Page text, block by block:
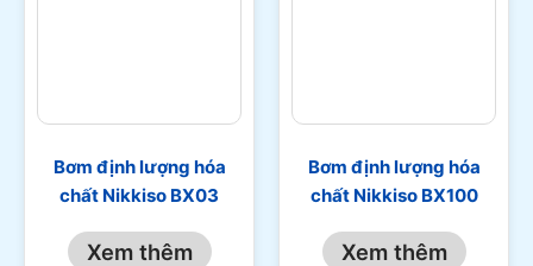
Bơm định lượng hóa
chất Nikkiso BX03
Xem thêm
Bơm định lượng hóa
chất Nikkiso BX100
Xem thêm